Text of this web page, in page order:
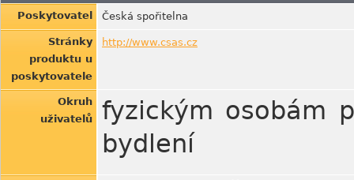
Poskytovatel Česká spořitelna
Stránky
produktu u
poskytovatele
http://www.csas.cz
Okruh
uživatelů
fyzickým osobám
bydlení